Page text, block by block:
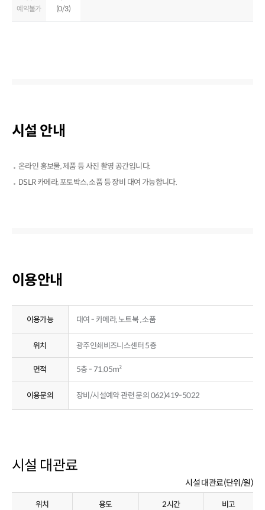
예약불가 (0/3)
시설 안내
온라인 홍보물, 제품 등 사진 촬영 공간입니다.
DSLR 카메라, 포토박스, 소품 등 장비 대여 가능합니다.
이용안내
이용가능 대여 - 카메라, 노트북 , 소품
위치 광주인쇄비즈니스센터 5층
면적 5층 - 71.05m²
이용문의 장비/시설예약 관련 문의 062)419-5022
시설 대관료
시설 대관료(단위/원)
위치 용도 2시간 비고